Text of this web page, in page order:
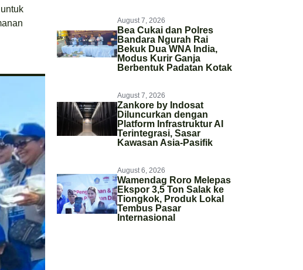
August 7, 2026
Bea Cukai dan Polres
Bandara Ngurah Rai
Bekuk Dua WNA India,
Modus Kurir Ganja
Berbentuk Padatan Kotak
August 7, 2026
Zankore by Indosat
Diluncurkan dengan
Platform Infrastruktur AI
Terintegrasi, Sasar
Kawasan Asia-Pasifik
August 6, 2026
Wamendag Roro Melepas
Ekspor 3,5 Ton Salak ke
Tiongkok, Produk Lokal
Tembus Pasar
Internasional